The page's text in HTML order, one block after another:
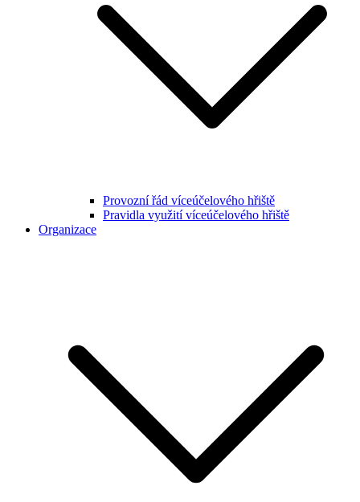
Provozní řád víceúčelového hřiště
Pravidla využití víceúčelového hřiště
Organizace